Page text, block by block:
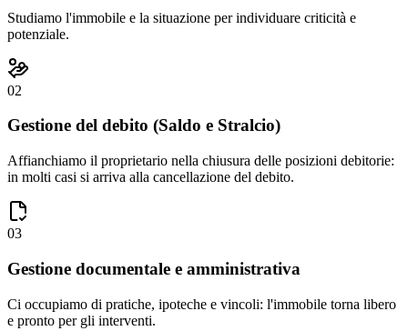
Studiamo l'immobile e la situazione per individuare criticità e
potenziale.
02
Gestione del debito (Saldo e Stralcio)
Affianchiamo il proprietario nella chiusura delle posizioni debitorie:
in molti casi si arriva alla cancellazione del debito.
03
Gestione documentale e amministrativa
Ci occupiamo di pratiche, ipoteche e vincoli: l'immobile torna libero
e pronto per gli interventi.